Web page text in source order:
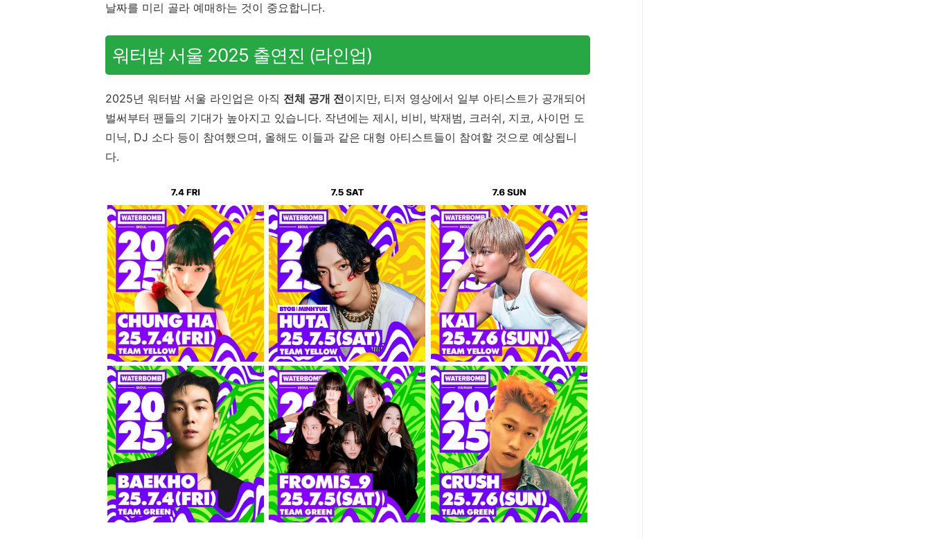
날짜를 미리 골라 예매하는 것이 중요합니다.
워터밤 서울 2025 출연진 (라인업)
2025년 워터밤 서울 라인업은 아직 전체 공개 전이지만, 티저 영상에서 일부 아티스트가 공개되어
벌써부터 팬들의 기대가 높아지고 있습니다. 작년에는 제시, 비비, 박재범, 크러쉬, 지코, 사이먼 도
미닉, DJ 소다 등이 참여했으며, 올해도 이들과 같은 대형 아티스트들이 참여할 것으로 예상됩니
다.